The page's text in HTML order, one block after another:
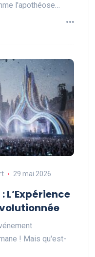
l'apothéose…
29 mai 2026
L’Expérience
! Mais qu'est-